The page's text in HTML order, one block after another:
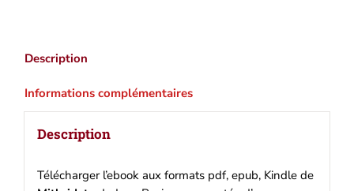
Kindle
Description
Informations complémentaires
Description
Télécharger l’ebook aux formats pdf, epub, Kindle de